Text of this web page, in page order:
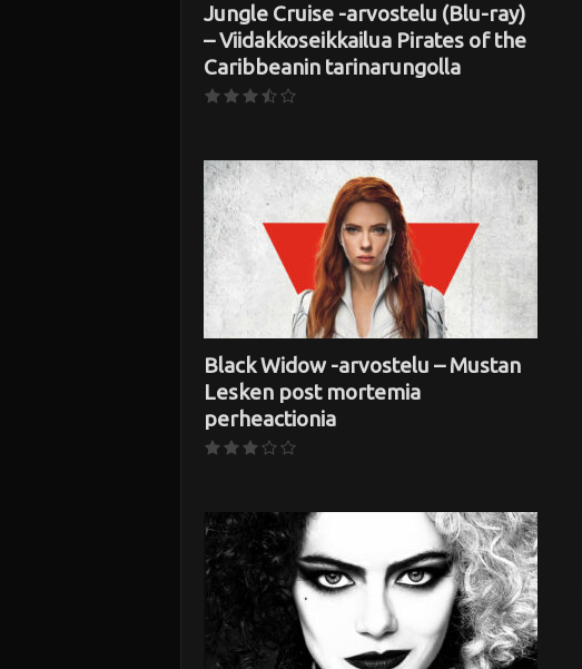
Jungle Cruise -arvostelu (Blu-ray)
– Viidakkoseikkailua Pirates of the
Caribbeanin tarinarungolla
Black Widow -arvostelu – Mustan
Lesken post mortemia
perheactionia